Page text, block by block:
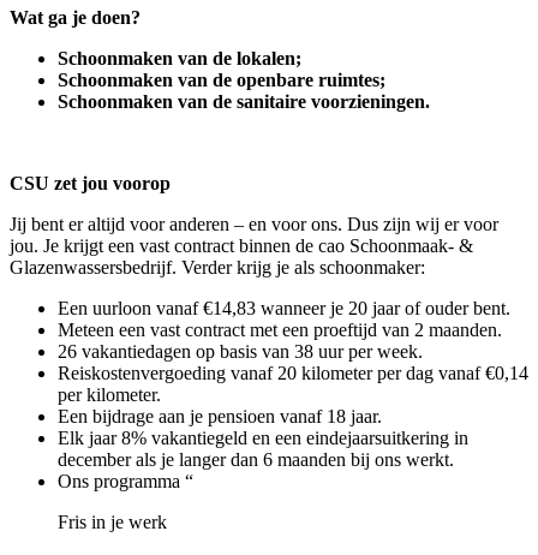
Wat ga je doen?
Schoonmaken van de lokalen;
Schoonmaken van de openbare ruimtes;
Schoonmaken van de sanitaire voorzieningen.
CSU zet jou voorop
Jij bent er altijd voor anderen – en voor ons. Dus zijn wij er voor
jou. Je krijgt een vast contract binnen de cao Schoonmaak- &
Glazenwassersbedrijf. Verder krijg je als schoonmaker:
Een uurloon vanaf €14,83 wanneer je 20 jaar of ouder bent.
Meteen een vast contract met een proeftijd van 2 maanden.
26 vakantiedagen op basis van 38 uur per week.
Reiskostenvergoeding vanaf 20 kilometer per dag vanaf €0,14
per kilometer.
Een bijdrage aan je pensioen vanaf 18 jaar.
Elk jaar 8% vakantiegeld en een eindejaarsuitkering in
december als je langer dan 6 maanden bij ons werkt.
Ons programma “
Fris in je werk